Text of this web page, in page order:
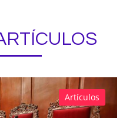
Artículos